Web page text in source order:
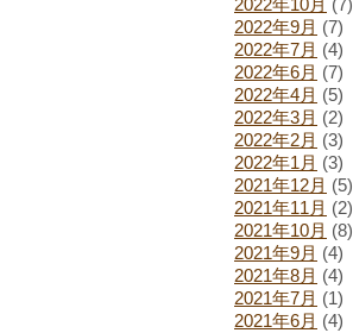
2022年9月 (7)
2022年7月 (4)
2022年6月 (7)
2022年4月 (5)
2022年3月 (2)
2022年2月 (3)
2022年1月 (3)
2021年12月 (5)
2021年11月 (2)
2021年10月 (8)
2021年9月 (4)
2021年8月 (4)
2021年7月 (1)
2021年6月 (4)